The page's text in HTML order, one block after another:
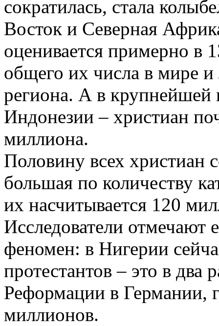
сократилась, стала
Восток и Северная
оценивается примерно в
общего их числа в мире
региона. А в крупнейшей
Индонезии – христиан
миллиона.
Половину всех христиан
большая по количеству
их насчитывается 120
Исследователи
феномен: в Нигерии
протестантов – это в два
Реформации в Германии,
миллионов.